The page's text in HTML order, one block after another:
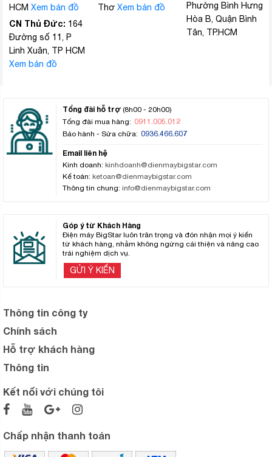
HCM Xem bản đồ
CN Thủ Đức: 164
Đường số 11, P
Linh Xuân, TP HCM
Xem bản đồ
Thơ Xem bản đồ
Phường Bình Hưng
Hòa B, Quận Bình
Tân, TP.HCM
Tổng đài hỗ trợ (8h00 - 20h00)
Tổng đài mua hàng: 0911.005.012
Bảo hành - Sửa chữa: 0936.466.607
Email liên hệ
Kinh doanh: kinhdoanh@dienmaybigstar.com
Kế toán: ketoan@dienmaybigstar.com
Thông tin chung: info@dienmaybigstar.com
Góp ý từ Khách Hàng
Điện máy BigStar luôn trân trọng và đón nhận mọi ý kiến
từ khách hàng, nhằm không ngừng cải thiện và nâng cao
trải nghiệm dịch vụ.
GỬI Ý KIẾN
Thông tin công ty
Chính sách
Hỗ trợ khách hàng
Thông tin
Kết nối với chúng tôi
Chấp nhận thanh toán